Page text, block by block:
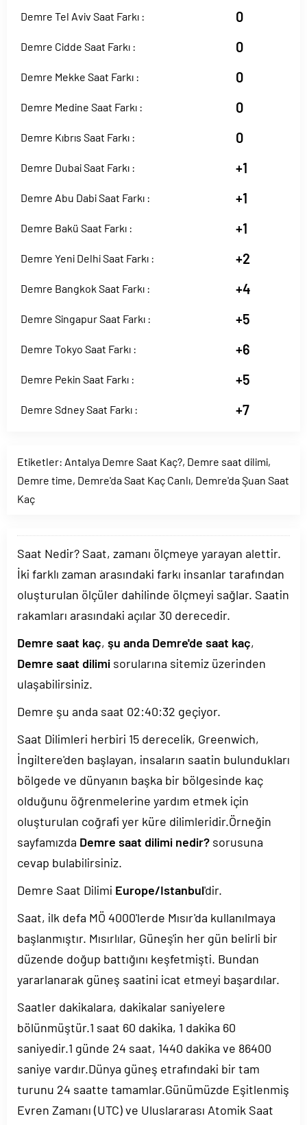
Demre Tel Aviv Saat Farkı : 0
Demre Cidde Saat Farkı : 0
Demre Mekke Saat Farkı : 0
Demre Medine Saat Farkı : 0
Demre Kıbrıs Saat Farkı : 0
Demre Dubai Saat Farkı : +1
Demre Abu Dabi Saat Farkı : +1
Demre Bakü Saat Farkı : +1
Demre Yeni Delhi Saat Farkı : +2
Demre Bangkok Saat Farkı : +4
Demre Singapur Saat Farkı : +5
Demre Tokyo Saat Farkı : +6
Demre Pekin Saat Farkı : +5
Demre Sdney Saat Farkı : +7
Etiketler: Antalya Demre Saat Kaç?, Demre saat dilimi,
Demre time, Demre'da Saat Kaç Canlı, Demre'da Şuan Saat
Kaç
Saat Nedir? Saat, zamanı ölçmeye yarayan alettir.
İki farklı zaman arasındaki farkı insanlar tarafından
oluşturulan ölçüler dahilinde ölçmeyi sağlar. Saatin
rakamları arasındaki açılar 30 derecedir.
Demre saat kaç, şu anda Demre'de saat kaç,
Demre saat dilimi sorularına sitemiz üzerinden
ulaşabilirsiniz.
Demre şu anda saat 02:40:32 geçiyor.
Saat Dilimleri herbiri 15 derecelik, Greenwich,
İngiltere'den başlayan, insaların saatin bulundukları
bölgede ve dünyanın başka bir bölgesinde kaç
olduğunu öğrenmelerine yardım etmek için
oluşturulan coğrafi yer küre dilimleridir.Örneğin
sayfamızda Demre saat dilimi nedir? sorusuna
cevap bulabilirsiniz.
Demre Saat Dilimi Europe/Istanbul'dir.
Saat, ilk defa MÖ 4000'lerde Mısır'da kullanılmaya
başlanmıştır. Mısırlılar, Güneş'in her gün belirli bir
düzende doğup battığını keşfetmişti. Bundan
yararlanarak güneş saatini icat etmeyi başardılar.
Saatler dakikalara, dakikalar saniyelere
bölünmüştür.1 saat 60 dakika, 1 dakika 60
saniyedir.1 günde 24 saat, 1440 dakika ve 86400
saniye vardır.Dünya güneş etrafındaki bir tam
turunu 24 saatte tamamlar.Günümüzde Eşitlenmiş
Evren Zamanı (UTC) ve Uluslararası Atomik Saat